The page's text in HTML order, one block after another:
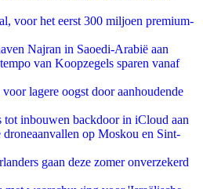
voor het eerst 300 miljoen premium-
Najran in Saoedi-Arabië aan
van Koopzegels sparen vanaf
lagere oogst door aanhoudende
tot inbouwen backdoor in iCloud aan
op Moskou en Sint-
gaan deze zomer onverzekerd